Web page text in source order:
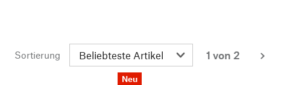
Sortierung
1 von 2
Neu